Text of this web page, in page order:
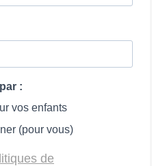
:
vos enfants
(pour vous)
de